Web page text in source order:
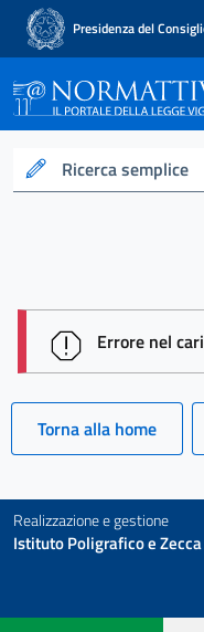
Presidenza del
Ricerca semplice
session id:
Errore nel
Torna alla home
Realizzazione e gestione
Istituto Poligrafico e